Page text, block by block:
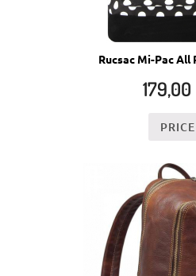
Rucsac Mi-Pac All
179,00
PRICE